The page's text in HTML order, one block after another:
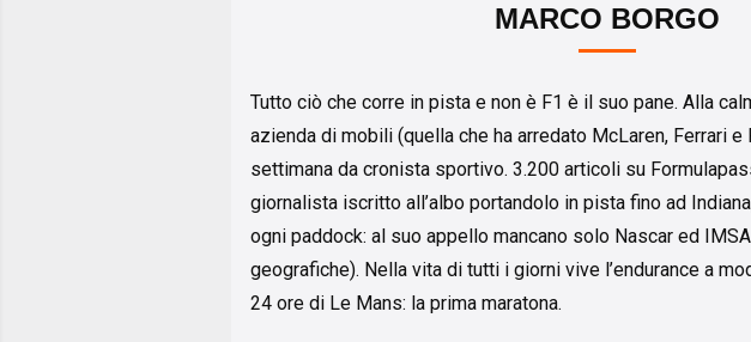
MARCO BORGO
Tutto ciò che corre in pista e non è F1 è il suo pane. Alla
azienda di mobili (quella che ha arredato McLaren, Ferrari e
settimana da cronista sportivo. 3.200 articoli su
giornalista iscritto all’albo portandolo in pista fino ad
ogni paddock: al suo appello mancano solo Nascar ed
geografiche). Nella vita di tutti i giorni vive l’endurance a
24 ore di Le Mans: la prima maratona.